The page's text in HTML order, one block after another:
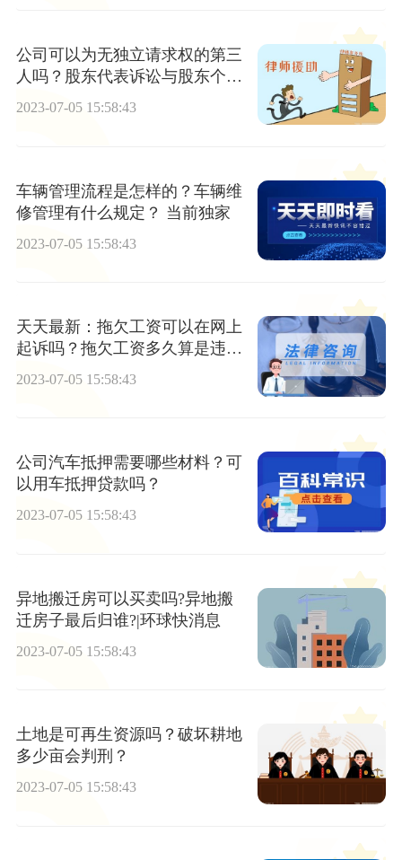
公司可以为无独立请求权的第三
人吗？股东代表诉讼与股东个人
诉讼的区别是什么？-环球资讯
2023-07-05 15:58:43
车辆管理流程是怎样的？车辆维
修管理有什么规定？ 当前独家
2023-07-05 15:58:43
天天最新：拖欠工资可以在网上
起诉吗？拖欠工资多久算是违法
2023-07-05 15:58:43
公司汽车抵押需要哪些材料？可
以用车抵押贷款吗？
2023-07-05 15:58:43
异地搬迁房可以买卖吗?异地搬
迁房子最后归谁?|环球快消息
2023-07-05 15:58:43
土地是可再生资源吗？破坏耕地
多少亩会判刑？
2023-07-05 15:58:43